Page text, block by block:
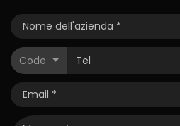
Code